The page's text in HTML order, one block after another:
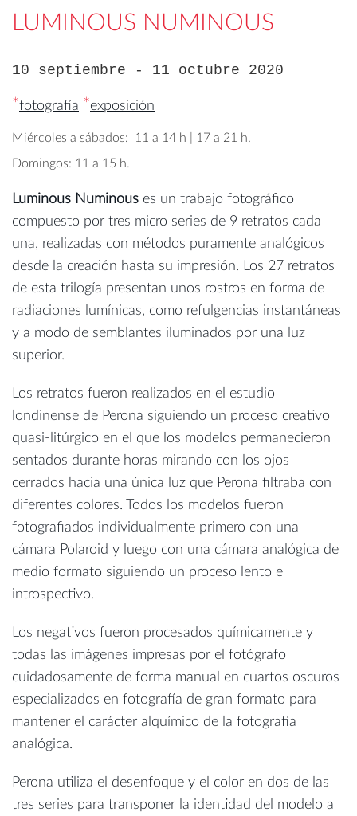
LUMINOUS NUMINOUS
10 septiembre - 11 octubre 2020
*fotografía *exposición
Miércoles a sábados: 11 a 14 h | 17 a 21 h.
Domingos: 11 a 15 h.
Luminous Numinous es un trabajo fotográfico
compuesto por tres micro series de 9 retratos cada
una, realizadas con métodos puramente analógicos
desde la creación hasta su impresión. Los 27 retratos
de esta trilogía presentan unos rostros en forma de
radiaciones lumínicas, como refulgencias instantáneas
y a modo de semblantes iluminados por una luz
superior.
Los retratos fueron realizados en el estudio
londinense de Perona siguiendo un proceso creativo
quasi-litúrgico en el que los modelos permanecieron
sentados durante horas mirando con los ojos
cerrados hacia una única luz que Perona filtraba con
diferentes colores. Todos los modelos fueron
fotografiados individualmente primero con una
cámara Polaroid y luego con una cámara analógica de
medio formato siguiendo un proceso lento e
introspectivo.
Los negativos fueron procesados químicamente y
todas las imágenes impresas por el fotógrafo
cuidadosamente de forma manual en cuartos oscuros
especializados en fotografía de gran formato para
mantener el carácter alquímico de la fotografía
analógica.
Perona utiliza el desenfoque y el color en dos de las
tres series para transponer la identidad del modelo a